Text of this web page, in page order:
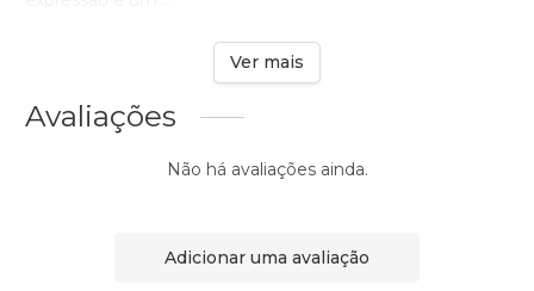
Ver mais
Avaliações
Não há avaliações ainda.
Adicionar uma avaliação